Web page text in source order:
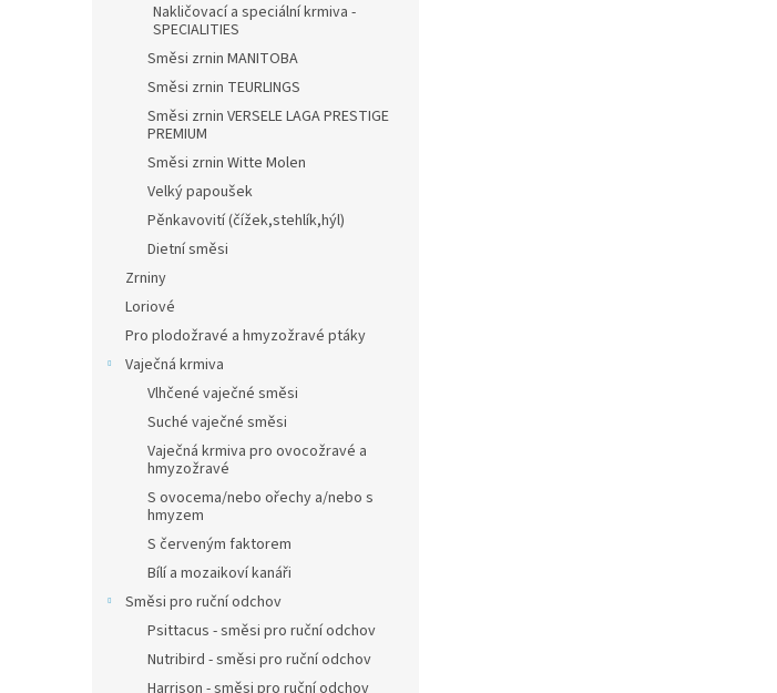
Nakličovací a speciální krmiva -
SPECIALITIES
Směsi zrnin MANITOBA
Směsi zrnin TEURLINGS
Směsi zrnin VERSELE LAGA PRESTIGE
PREMIUM
Směsi zrnin Witte Molen
Velký papoušek
Pěnkavovití (čížek,stehlík,hýl)
Dietní směsi
Zrniny
Loriové
Pro plodožravé a hmyzožravé ptáky
Vaječná krmiva
Vlhčené vaječné směsi
Suché vaječné směsi
Vaječná krmiva pro ovocožravé a
hmyzožravé
S ovocema/nebo ořechy a/nebo s
hmyzem
S červeným faktorem
Bílí a mozaikoví kanáři
Směsi pro ruční odchov
Psittacus - směsi pro ruční odchov
Nutribird - směsi pro ruční odchov
Harrison - směsi pro ruční odchov